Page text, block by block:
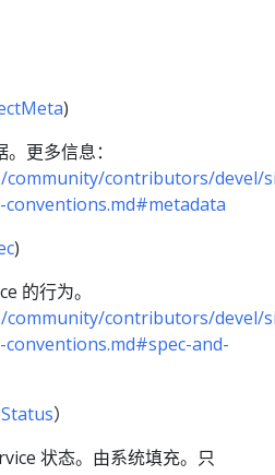
)
更多信息：
community/contributors/devel/
)
的行为。
community/contributors/devel/
and-
）
状态。由系统填充。只